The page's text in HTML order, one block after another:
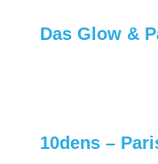
Das Glow &
10dens –